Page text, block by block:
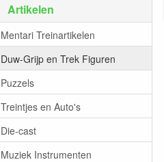
Artikelen
Mentari Treinartikelen
Duw-Grijp en Trek Figuren
Puzzels
Treintjes en Auto's
Die-cast
Muziek Instrumenten